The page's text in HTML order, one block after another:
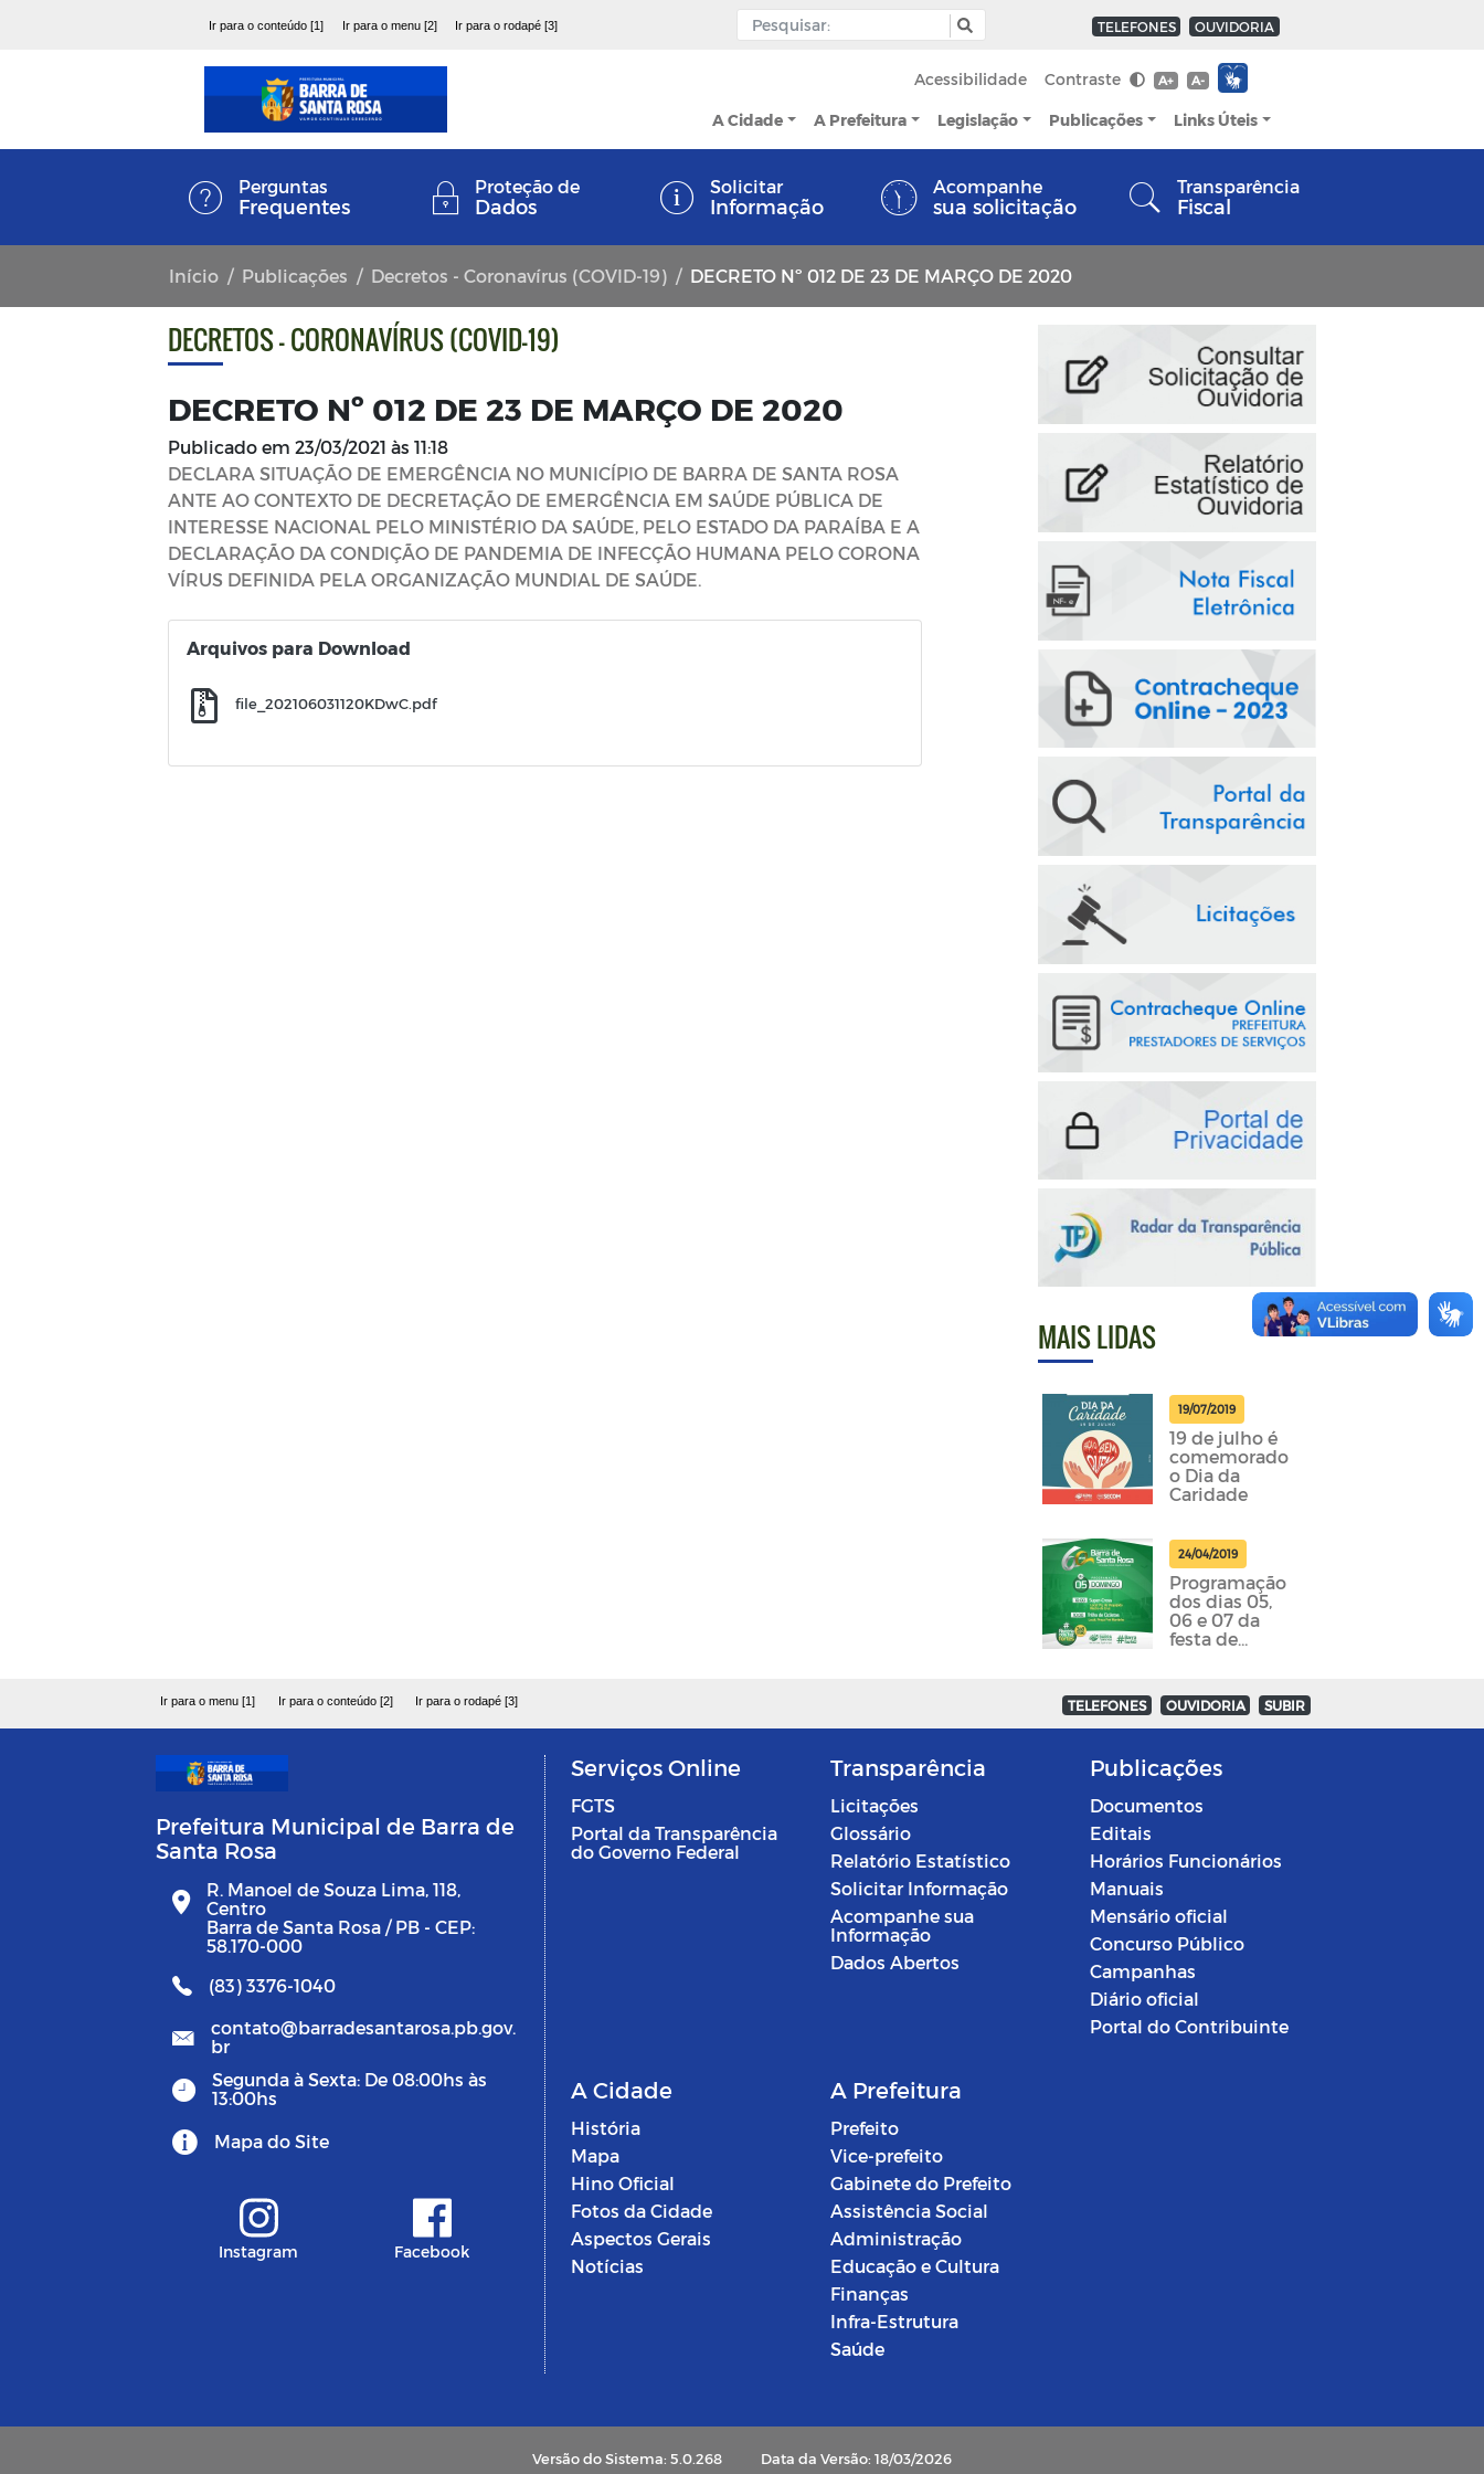
Ir para o conteúdo [1] Ir para o menu [2] Ir para o rodapé [3] TELEFONES OUVIDORIA
Acessibilidade Contraste A+ A-
A Cidade A Prefeitura Legislação Publicações Links Úteis
Perguntas
Frequentes
Proteção de
Dados
Solicitar
Informação
Acompanhe
sua solicitação
Transparência
Fiscal
Início Publicações Decretos - Coronavírus (COVID-19) DECRETO Nº 012 DE 23 DE MARÇO DE 2020
DECRETOS - CORONAVÍRUS (COVID-19)
DECRETO Nº 012 DE 23 DE MARÇO DE 2020
Publicado em 23/03/2021 às 11:18
DECLARA SITUAÇÃO DE EMERGÊNCIA NO MUNICÍPIO DE BARRA DE SANTA ROSA
ANTE AO CONTEXTO DE DECRETAÇÃO DE EMERGÊNCIA EM SAÚDE PÚBLICA DE
INTERESSE NACIONAL PELO MINISTÉRIO DA SAÚDE, PELO ESTADO DA PARAÍBA E A
DECLARAÇÃO DA CONDIÇÃO DE PANDEMIA DE INFECÇÃO HUMANA PELO CORONA
VÍRUS DEFINIDA PELA ORGANIZAÇÃO MUNDIAL DE SAÚDE.
Arquivos para Download
file_202106031120KDwC.pdf
MAIS LIDAS
19/07/2019
19 de julho é
comemorado
o Dia da
Caridade
24/04/2019
Programação
dos dias 05,
06 e 07 da
festa de
foram
divulgadas
Ir para o menu [1] Ir para o conteúdo [2] Ir para o rodapé [3] TELEFONES OUVIDORIA SUBIR
Prefeitura Municipal de Barra de
Santa Rosa
R. Manoel de Souza Lima, 118,
Centro
Barra de Santa Rosa / PB - CEP:
58.170-000
(83) 3376-1040
contato@barradesantarosa.pb.gov.
br
Segunda à Sexta: De 08:00hs às
13:00hs
Mapa do Site
Instagram Facebook
Serviços Online
FGTS
Portal da Transparência
do Governo Federal
Transparência
Licitações
Glossário
Relatório Estatístico
Solicitar Informação
Acompanhe sua
Informação
Dados Abertos
Publicações
Documentos
Editais
Horários Funcionários
Manuais
Mensário oficial
Concurso Público
Campanhas
Diário oficial
Portal do Contribuinte
A Cidade
História
Mapa
Hino Oficial
Fotos da Cidade
Aspectos Gerais
Notícias
A Prefeitura
Prefeito
Vice-prefeito
Gabinete do Prefeito
Assistência Social
Administração
Educação e Cultura
Finanças
Infra-Estrutura
Saúde
Versão do Sistema: 5.0.268 Data da Versão: 18/03/2026